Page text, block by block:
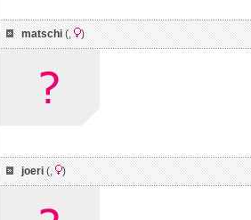
matschi(, )
joeri(, )